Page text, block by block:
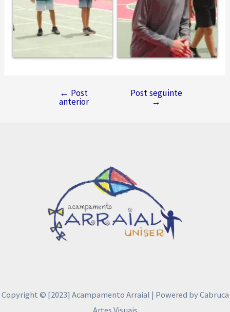
Navegação
← Post
anterior
Post seguinte
→
Copyright © [2023] Acampamento Arraial | Powered by Cabruca